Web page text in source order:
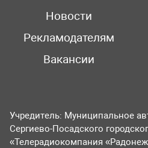
Новости
Рекламодателям
Вакансии
Учредитель: Муниципальное
Сергиево-Посадского
«Телерадиокомпания